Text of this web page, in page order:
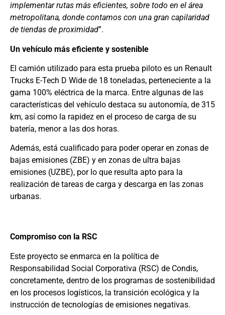
implementar rutas más eficientes, sobre todo en el área
metropolitana, donde contamos con una gran capilaridad
de tiendas de proximidad”.
Un vehículo más eficiente y sostenible
El camión utilizado para esta prueba piloto es un Renault
Trucks E-Tech D Wide de 18 toneladas, perteneciente a la
gama 100% eléctrica de la marca. Entre algunas de las
características del vehículo destaca su autonomía, de 315
km, así como la rapidez en el proceso de carga de su
batería, menor a las dos horas.
Además, está cualificado para poder operar en zonas de
bajas emisiones (ZBE) y en zonas de ultra bajas
emisiones (UZBE), por lo que resulta apto para la
realización de tareas de carga y descarga en las zonas
urbanas.
Compromiso con la RSC
Este proyecto se enmarca en la política de
Responsabilidad Social Corporativa (RSC) de Condis,
concretamente, dentro de los programas de sostenibilidad
en los procesos logísticos, la transición ecológica y la
instrucción de tecnologías de emisiones negativas.